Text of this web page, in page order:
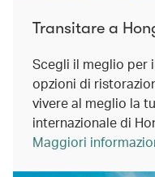
Transitare a
Scegli il meglio per
opzioni di
vivere al meglio la
internazionale di
Maggiori